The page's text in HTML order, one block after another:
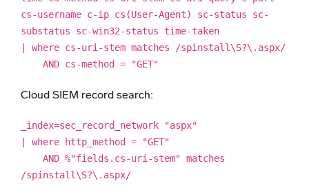
cs-username c-ip cs(User-Agent) sc-status sc-
substatus sc-win32-status time-taken
| where cs-uri-stem matches /spinstall\S?\.aspx/
AND cs-method = "GET"
Cloud SIEM record search:
_index=sec_record_network "aspx"
| where http_method = "GET"
AND %"fields.cs-uri-stem" matches
/spinstall\S?\.aspx/